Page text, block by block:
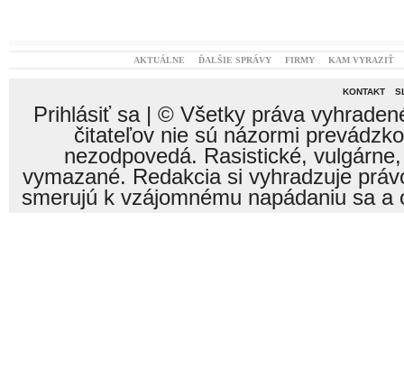
AKTUÁLNE ĎALŠIE SPRÁVY FIRMY KAM VYRAZIŤ
KONTAKT
Prihlásiť sa| © Všetky práva
čitateľov nie sú názormi
nezodpovedá. Rasistické,
vymazané. Redakcia si vyhradzuje
smerujú k vzájomnému napádaniu sa